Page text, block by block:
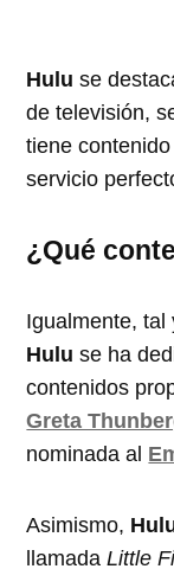
Hulu se
de televisión,
tiene
servicio
¿Qué
Igualmente, tal
Hulu se ha
contenidos
Greta
nominada al
Asimismo,
llamadaLittle